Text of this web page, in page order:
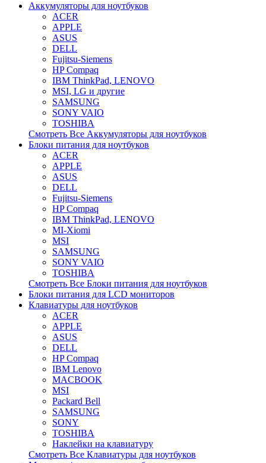
Аккумуляторы для ноутбуков
ACER
APPLE
ASUS
DELL
Fujitsu-Siemens
HP Compaq
IBM ThinkPad, LENOVO
MSI, LG и другие
SAMSUNG
SONY VAIO
TOSHIBA
Смотреть Все Аккумуляторы для ноутбуков
Блоки питания для ноутбуков
ACER
APPLE
ASUS
DELL
Fujitsu-Siemens
HP Compaq
IBM ThinkPad, LENOVO
MI-Xiomi
MSI
SAMSUNG
SONY VAIO
TOSHIBA
Смотреть Все Блоки питания для ноутбуков
Блоки питания для LCD мониторов
Клавиатуры для ноутбуков
ACER
APPLE
ASUS
DELL
HP Compaq
IBM Lenovo
MACBOOK
MSI
Packard Bell
SAMSUNG
SONY
TOSHIBA
Наклейки на клавиатуру
Смотреть Все Клавиатуры для ноутбуков